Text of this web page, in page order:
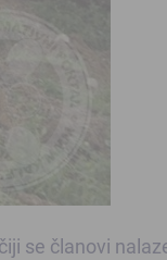
se članovi